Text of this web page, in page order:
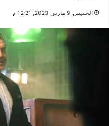
الخميس, 9 مارس 2023, 12:21 م